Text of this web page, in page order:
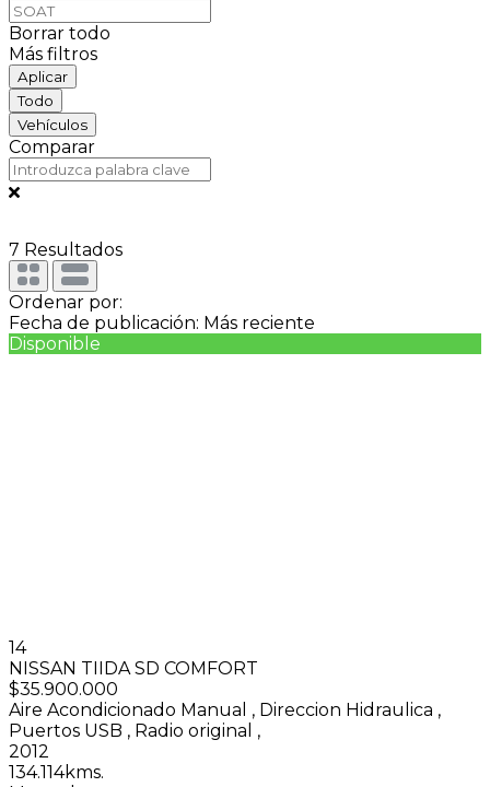
Borrar todo
Más filtros
Aplicar
Todo
Vehículos
Comparar
7 Resultados
Ordenar por:
Fecha de publicación: Más reciente
Disponible
14
NISSAN TIIDA SD COMFORT
$35.900.000
Aire Acondicionado Manual , Direccion Hidraulica ,
Puertos USB , Radio original ,
2012
134.114kms.